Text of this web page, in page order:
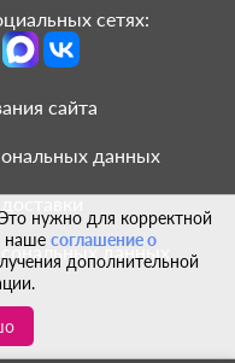
нужно для корректной
наше соглашение о
дополнительной
сетях:
сайта
данных
данных